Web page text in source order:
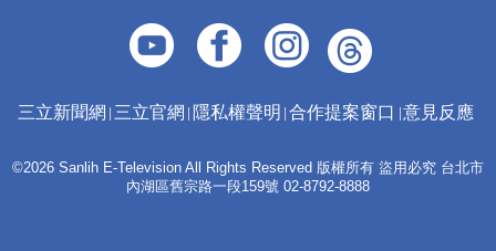
三立新聞網 三立官網 隱私權聲明 合作提案窗口 意見反應
©2026 Sanlih E-Television All Rights Reserved 版權所有 盜用必究 台北市
內湖區舊宗路一段159號 02-8792-8888